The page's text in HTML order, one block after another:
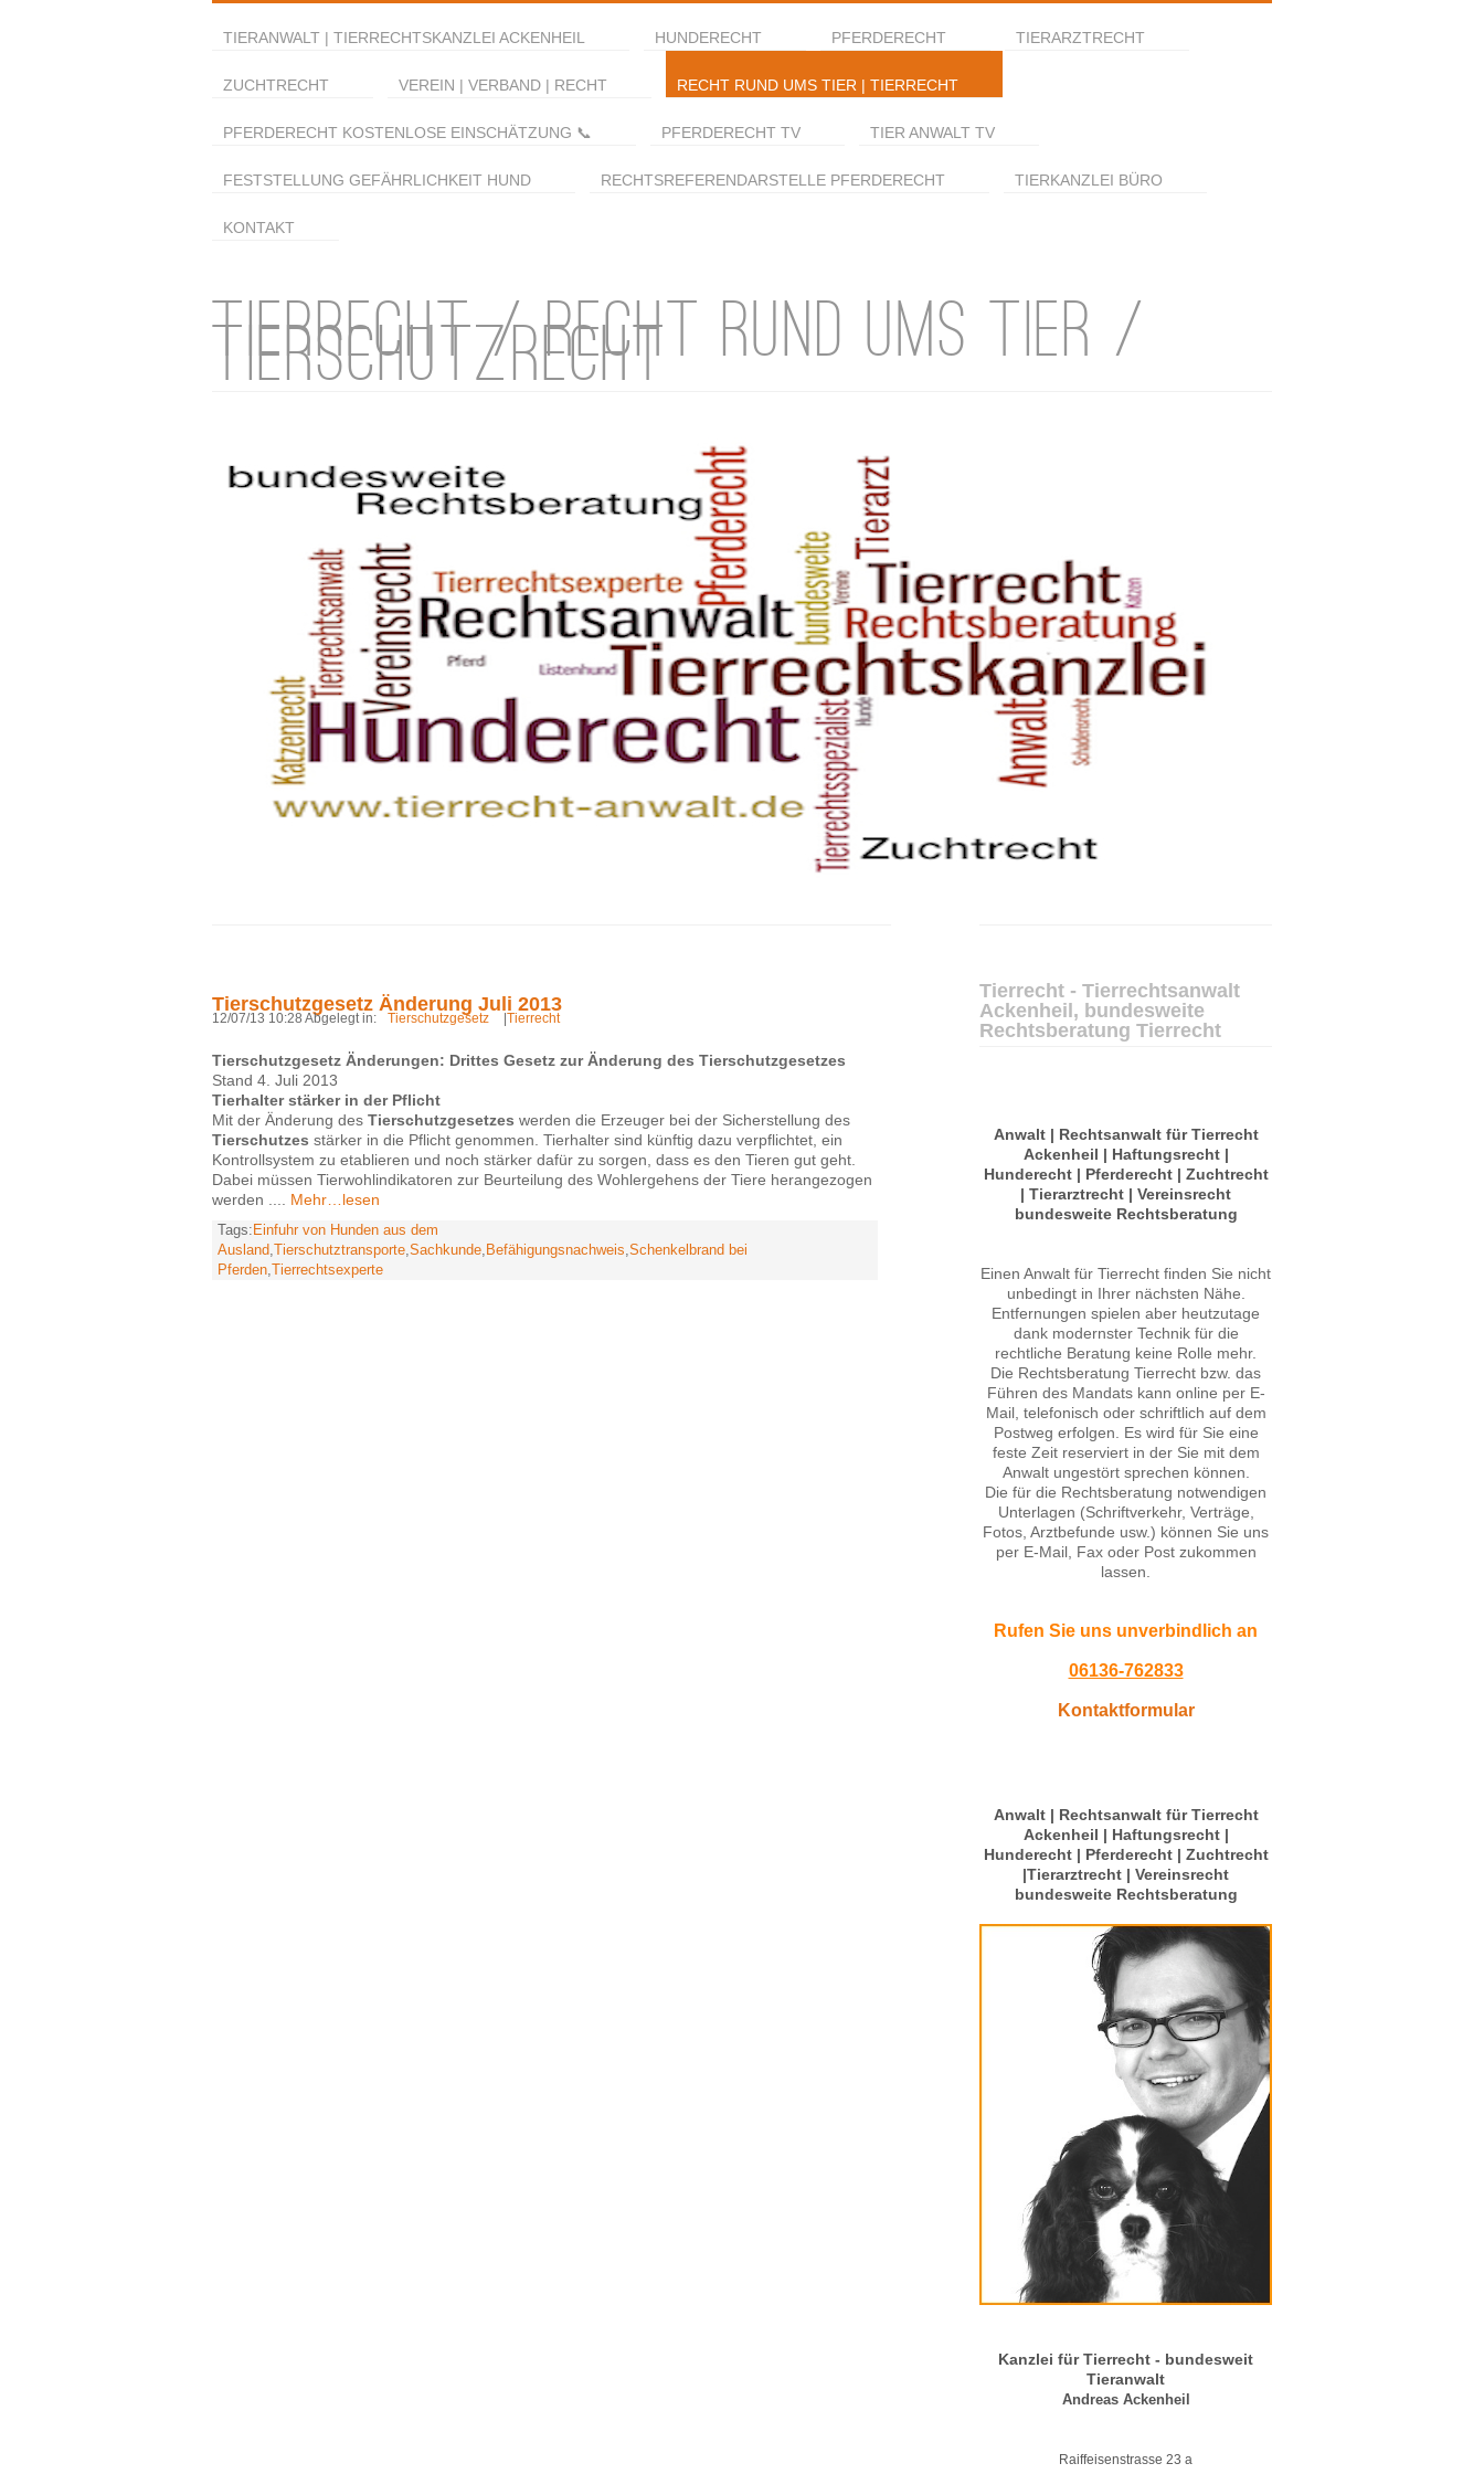
TIERANWALT | TIERRECHTSKANZLEI ACKENHEIL HUNDERECHT PFERDERECHT TIERARZTRECHT
ZUCHTRECHT VEREIN | VERBAND | RECHT RECHT RUND UMS TIER | TIERRECHT
PFERDERECHT KOSTENLOSE EINSCHÄTZUNG 📞 PFERDERECHT TV TIER ANWALT TV
FESTSTELLUNG GEFÄHRLICHKEIT HUND RECHTSREFERENDARSTELLE PFERDERECHT TIERKANZLEI BÜRO
KONTAKT
TIERRECHT / RECHT RUND UMS TIER /
TIERSCHUTZRECHT
Tierschutzgesetz Änderung Juli 2013
12/07/13 10:28 Abgelegt in: Tierschutzgesetz Tierrecht
Tierschutzgesetz Änderungen: Drittes Gesetz zur Änderung des Tierschutzgesetzes
Stand 4. Juli 2013
Tierhalter stärker in der Pflicht
Mit der Änderung des Tierschutzgesetzes werden die Erzeuger bei der Sicherstellung des
Tierschutzes stärker in die Pflicht genommen. Tierhalter sind künftig dazu verpflichtet, ein
Kontrollsystem zu etablieren und noch stärker dafür zu sorgen, dass es den Tieren gut geht.
Dabei müssen Tierwohlindikatoren zur Beurteilung des Wohlergehens der Tiere herangezogen
werden ....
Mehr…lesen
Tags: Einfuhr von Hunden aus dem
Ausland, Tierschutztransporte,Sachkunde, Befähigungsnachweis,Schenkelbrand bei
Pferden, Tierrechtsexperte
Tierrecht - Tierrechtsanwalt
Ackenheil, bundesweite
Rechtsberatung Tierrecht
Anwalt | Rechtsanwalt für Tierrecht
Ackenheil | Haftungsrecht |
Hunderecht | Pferderecht | Zuchtrecht
| Tierarztrecht | Vereinsrecht
bundesweite Rechtsberatung
Einen Anwalt für Tierrecht finden Sie nicht
unbedingt in Ihrer nächsten Nähe.
Entfernungen spielen aber heutzutage
dank modernster Technik für die
rechtliche Beratung keine Rolle mehr.
Die Rechtsberatung Tierrecht bzw. das
Führen des Mandats kann online per E-
Mail, telefonisch oder schriftlich auf dem
Postweg erfolgen. Es wird für Sie eine
feste Zeit reserviert in der Sie mit dem
Anwalt ungestört sprechen können.
Die für die Rechtsberatung notwendigen
Unterlagen (Schriftverkehr, Verträge,
Fotos, Arztbefunde usw.) können Sie uns
per E-Mail, Fax oder Post zukommen
lassen.
Rufen Sie uns unverbindlich an
06136-762833
Kontaktformular
Anwalt | Rechtsanwalt für Tierrecht
Ackenheil | Haftungsrecht |
Hunderecht | Pferderecht | Zuchtrecht
|Tierarztrecht | Vereinsrecht
bundesweite Rechtsberatung
Kanzlei für Tierrecht - bundesweit
Tieranwalt
Andreas Ackenheil
Raiffeisenstrasse 23 a